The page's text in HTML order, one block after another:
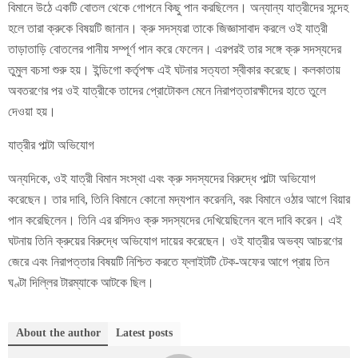
বিমানে উঠে একটি বোতল থেকে গোপনে কিছু পান করছিলেন। অন্যান্য যাত্রীদের সন্দেহ
হলে তারা ক্রুকে বিষয়টি জানান। ক্রু সদস্যরা তাকে জিজ্ঞাসাবাদ করলে ওই যাত্রী
তাড়াতাড়ি বোতলের পানীয় সম্পূর্ণ পান করে ফেলেন। এরপরই তার সঙ্গে ক্রু সদস্যদের
তুমুল বচসা শুরু হয়। ইন্ডিগো কর্তৃপক্ষ এই ঘটনার সত্যতা স্বীকার করেছে। কলকাতায়
অবতরণের পর ওই যাত্রীকে তাদের প্রোটোকল মেনে নিরাপত্তারক্ষীদের হাতে তুলে
দেওয়া হয়।
যাত্রীর পাল্টা অভিযোগ
অন্যদিকে, ওই যাত্রী বিমান সংস্থা এবং ক্রু সদস্যদের বিরুদ্ধে পাল্টা অভিযোগ
করেছেন। তার দাবি, তিনি বিমানে কোনো মদ্যপান করেননি, বরং বিমানে ওঠার আগে বিয়ার
পান করেছিলেন। তিনি এর রসিদও ক্রু সদস্যদের দেখিয়েছিলেন বলে দাবি করেন। এই
ঘটনায় তিনি ক্রুয়ের বিরুদ্ধে অভিযোগ দায়ের করেছেন। ওই যাত্রীর অভব্য আচরণের
জেরে এবং নিরাপত্তার বিষয়টি নিশ্চিত করতে ফ্লাইটটি টেক-অফের আগে প্রায় তিন
ঘণ্টা দিল্লির টারম্যাকে আটকে ছিল।
About the author Latest posts